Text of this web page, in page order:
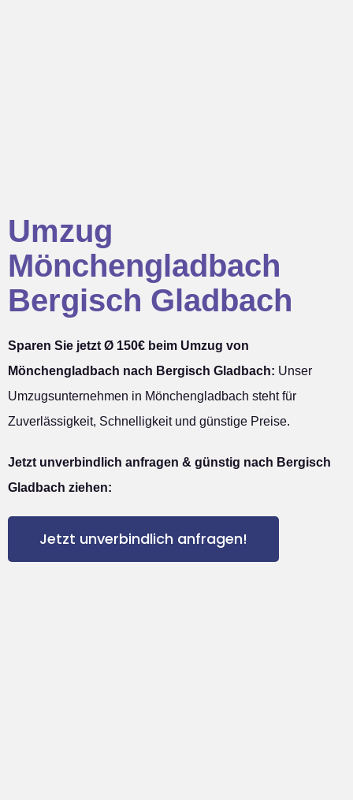
Umzug
Mönchengladbach
Bergisch Gladbach
Sparen Sie jetzt Ø 150€ beim Umzug von
Mönchengladbach nach Bergisch Gladbach: Unser
Umzugsunternehmen in Mönchengladbach steht für
Zuverlässigkeit, Schnelligkeit und günstige Preise.
Jetzt unverbindlich anfragen & günstig nach Bergisch
Gladbach ziehen:
Jetzt unverbindlich anfragen!